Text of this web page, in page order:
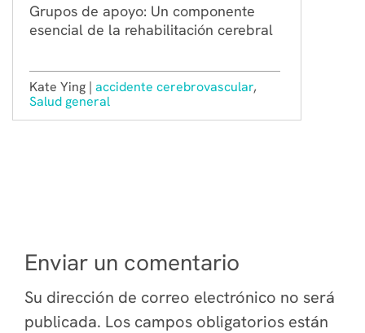
Grupos de apoyo: Un componente
esencial de la rehabilitación cerebral
Kate Ying | accidente cerebrovascular,
Salud general
Enviar un comentario
Su dirección de correo electrónico no será
publicada. Los campos obligatorios están